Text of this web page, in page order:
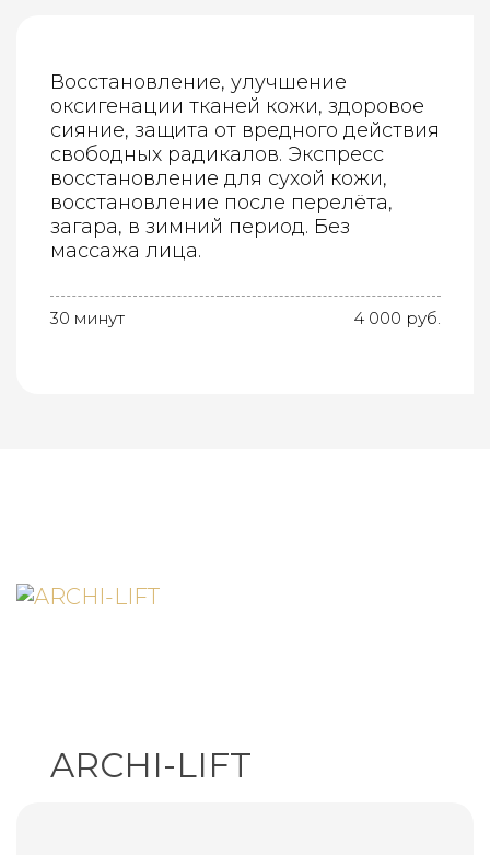
Восстановление, улучшение
оксигенации тканей кожи, здоровое
сияние, защита от вредного действия
свободных радикалов. Экспресс
восстановление для сухой кожи,
восстановление после перелёта,
загара, в зимний период. Без
массажа лица.
30 минут 4 000 руб.
ARCHI-LIFT